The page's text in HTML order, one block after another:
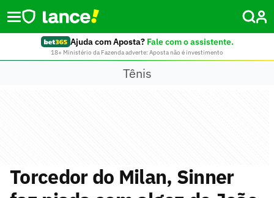
Ajuda com Aposta? Fale com o assistente.
18+ Ministério da Fazenda adverte: Aposta não é investimento
Tênis
Torcedor do Milan, Sinner